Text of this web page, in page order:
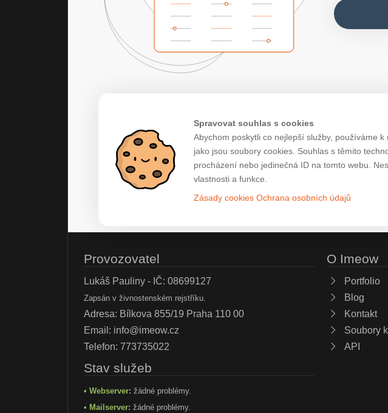
Spravovat souhlas s cookies
Abychom poskytli co nejlepší služby, používáme
jako jsou soubory cookies. Souhlas s těmito
procházení nebo jedinečná ID na tomto webu.
vlastnosti a funkce.
Zásady cookies Ochrana osobních údajů
Provozovatel
Lukáš Pauliny - IČ: 08699127
Zapsán v živnostenském rejstříku.
Adresa: Bílkova 855/19 Praha 110 00
Email: info@imeow.cz
Telefon: 773735022
Stav služeb
• Webserver: žádné problémy.
• Mailserver: žádné problémy.
O Imeow
Portfolio
Blog
Kontakt
Soubory
API